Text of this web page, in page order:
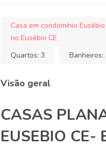
Casa em condomínio Eusébio
no Eusébio CE
Quartos: 3 Banheiros:
Visão geral
CASAS
EUSEBIO CE-